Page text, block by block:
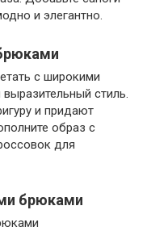
и элегантно.
с широкими
стиль.
и придают
образ с
для
брюками